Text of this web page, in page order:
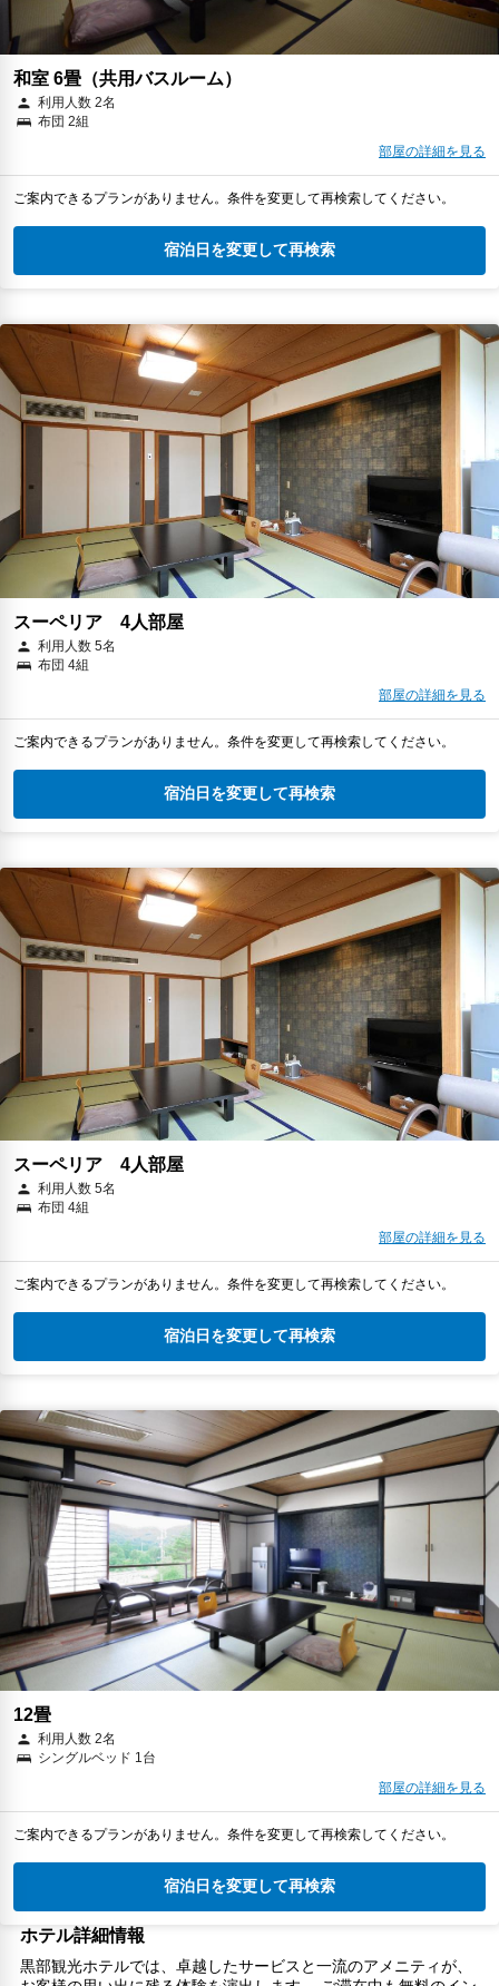
和室 6畳（共用バスルーム）
利用人数 2名
布団 2組
部屋の詳細を見る
ご案内できるプランがありません。条件を変更して再検索してください。
宿泊日を変更して再検索
スーペリア 4人部屋
利用人数 5名
布団 4組
部屋の詳細を見る
ご案内できるプランがありません。条件を変更して再検索してください。
宿泊日を変更して再検索
スーペリア 4人部屋
利用人数 5名
布団 4組
部屋の詳細を見る
ご案内できるプランがありません。条件を変更して再検索してください。
宿泊日を変更して再検索
12畳
利用人数 2名
シングルベッド 1台
部屋の詳細を見る
ご案内できるプランがありません。条件を変更して再検索してください。
宿泊日を変更して再検索
ホテル詳細情報
黒部観光ホテルでは、卓越したサービスと一流のアメニティが、